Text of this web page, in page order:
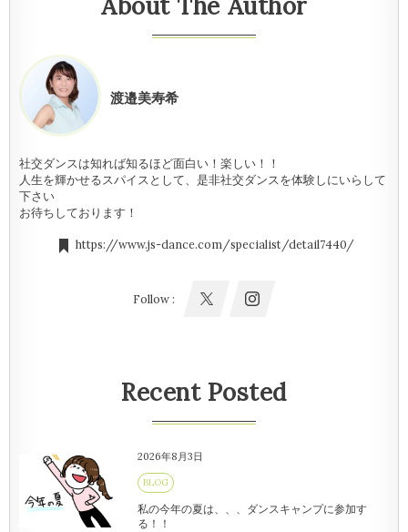
About The Author
渡邉美寿希
社交ダンスは知れば知るほど面白い！楽しい！！
人生を輝かせるスパイスとして、是非社交ダンスを体験しにいらして
下さい
お待ちしております！
https://www.js-dance.com/specialist/detail7440/
Follow :
Recent Posted
2026年8月3日
BLOG
私の今年の夏は、、、ダンスキャンプに参加す
る！！